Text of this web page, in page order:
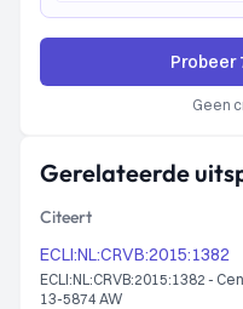
Probeer
Geen
Gerelateerde
Citeert
ECLI:NL:CRVB:2015:1382
ECLI:NL:CRVB:2015:1382 -
13-5874 AW